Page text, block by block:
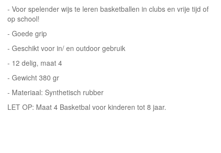
- Voor spelender wijs te leren basketballen in clubs en vrije tijd of
op school!
- Goede grip
- Geschikt voor in/ en outdoor gebruik
- 12 delig, maat 4
- Gewicht 380 gr
- Materiaal: Synthetisch rubber
LET OP: Maat 4 Basketbal voor kinderen tot 8 jaar.